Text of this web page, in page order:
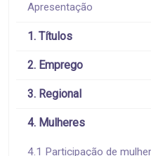
Apresentação
1. Títulos
2. Emprego
3. Regional
4. Mulheres
4.1 Participação de